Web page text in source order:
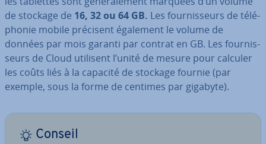
de stockage de 16, 32 ou 64 GB. Les four­nis­seurs de té­lé­
pho­nie mobile précisent également le volume de
données par mois garanti par contrat en GB. Les four­nis­
seurs de Cloud utilisent l’unité de mesure pour calculer
les coûts liés à la capacité de stockage fournie (par
exemple, sous la forme de centimes par gigabyte).
Conseil